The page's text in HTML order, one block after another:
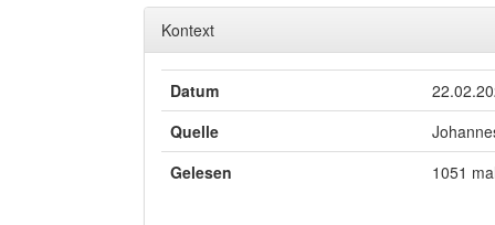
Kontext
Datum
Quelle
Gelesen
1051